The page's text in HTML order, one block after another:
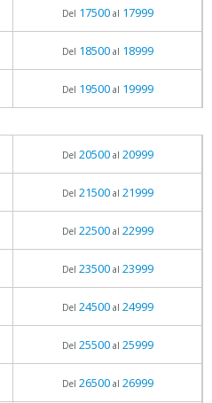
Del 17500al 17999
Del 18500al 18999
Del 19500al 19999
Del 20500al 20999
Del 21500al 21999
Del 22500al 22999
Del 23500al 23999
Del 24500al 24999
Del 25500al 25999
Del 26500al 26999